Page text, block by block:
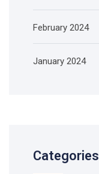
February 2024
January 2024
Categories